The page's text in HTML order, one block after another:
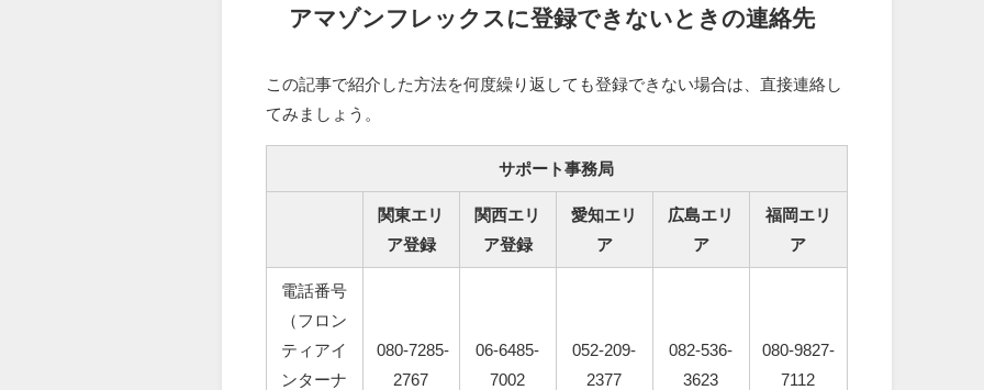
アマゾンフレックスに登録できないときの連絡先
この記事で紹介した方法を何度繰り返しても登録できない場合は、直接連絡し
てみましょう。
サポート事務局
関東エリ
ア登録
関西エリ
ア登録
愛知エリ
ア
広島エリ
ア
福岡エリ
ア
電話番号
（フロン
ティアイ
ンターナ
080-7285-
2767
06-6485-
7002
052-209-
2377
082-536-
3623
080-9827-
7112